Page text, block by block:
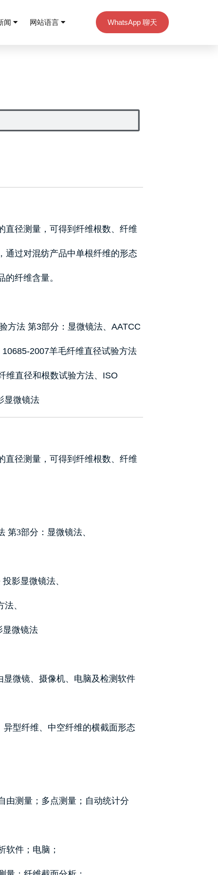
WhatsApp 聊天
闻 网站语言
直径测量，可得到纤维根数、纤维
通过对混纺产品中单根纤维的形态
纤维含量。
方法 第3部分：显微镜法、AATCC
2007羊毛纤维直径试验方法
维直径和根数试验方法、ISO
显微镜法
直径测量，可得到纤维根数、纤维
第3部分：显微镜法、
影显微镜法、
、
微镜法
微镜、摄像机、电脑及检测软件
型纤维、中空纤维的横截面形态
由测量；多点测量；自动统计分
软件；电脑；